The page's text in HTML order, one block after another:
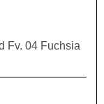
Fv. 04 Fuchsia